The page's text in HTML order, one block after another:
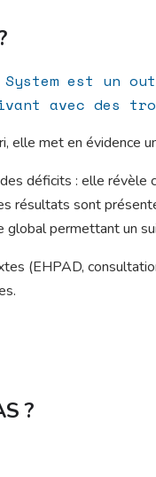
System est
avec des
elle met en évidence
déficits : elle
résultats sont
global permettant un
(EHPAD,
?